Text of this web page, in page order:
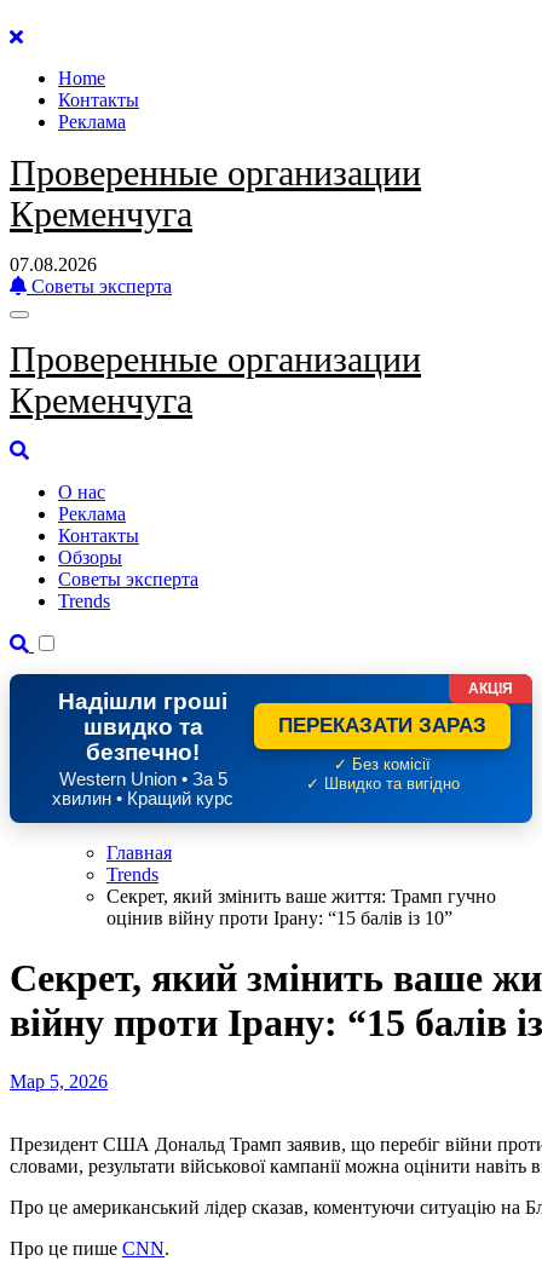
Перейти
содержанию
Home
Контакты
Реклама
Проверенные организации
Кременчуга
07.08.2026
Советы эксперта
Проверенные организации
Кременчуга
О нас
Реклама
Контакты
Обзоры
Советы эксперта
Trends
Надішли гроші
швидко та
безпечно!
Western Union • За 5
хвилин • Кращий курс
ПЕРЕКАЗАТИ ЗАРАЗ
✓ Без комісії
✓ Швидко та вигідно
АКЦІЯ
Главная
Trends
Секрет, який змінить ваше життя: Трамп гучно
оцінив війну проти Ірану: “15 балів із 10”
Секрет, який змінить ваше
війну проти Ірану: “15 балів
Мар 5, 2026
Президент США Дональд Трамп заявив, що перебіг війни
словами, результати військової кампанії можна оцінити
Про це американський лідер сказав, коментуючи ситуацію на
Про це пише CNN.